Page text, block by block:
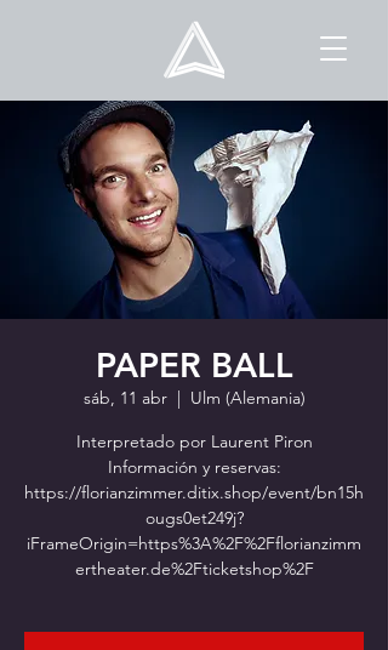
PAPER BALL
sáb, 11 abr
  |
Ulm (Alemania)
Interpretado por Laurent Piron
Información y reservas:
https://florianzimmer.ditix.shop/event/bn15h
ougs0et249j?
iFrameOrigin=https%3A%2F%2Fflorianzimm
ertheater.de%2Fticketshop%2F